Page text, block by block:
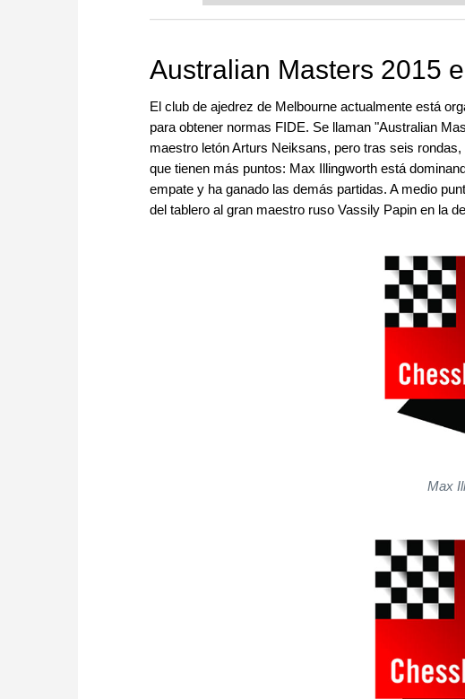
more efficiently, intelligently and with a
Australian Masters 2015
El club de ajedrez de Melbourne actualmente está
para obtener normas FIDE. Se llaman "Australian
maestro letón Arturs Neiksans, pero tras seis
que tienen más puntos: Max Illingworth está
empate y ha ganado las demás partidas. A medio
del tablero al gran maestro ruso Vassily Papin en la
Max